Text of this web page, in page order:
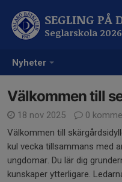
Nyheter
SEGLING PÅ
Seglarskola
Välkommen till
18 nov 2025
0
Välkommen till
kul vecka tillsammans med
ungdomar. Du lär dig
kunskaper ytterligare.